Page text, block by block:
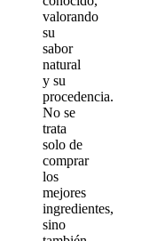
valorando
su
sabor
natural
y su
procedencia.
No se
trata
solo de
comprar
los
mejores
ingredientes,
sino